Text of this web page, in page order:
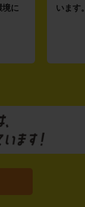
境に
います